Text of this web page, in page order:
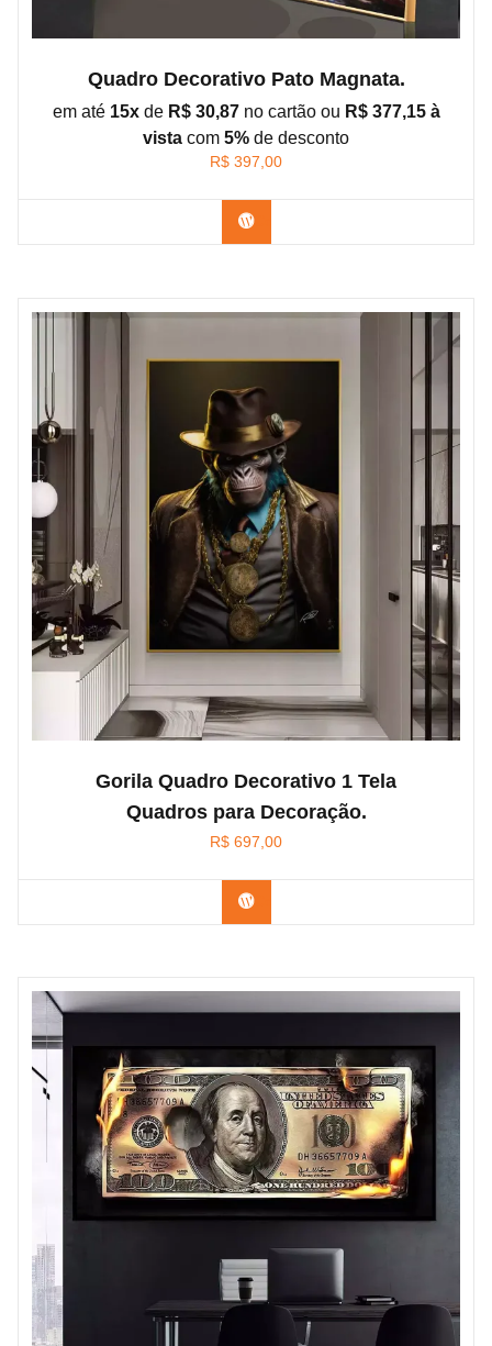
Quadro Decorativo Pato Magnata.
em até 15xde R$ 30,87no cartão ou R$ 377,15 à
vista com 5% de desconto
R$ 397,00
Confira os modelos
Gorila Quadro Decorativo 1 Tela
Quadros para Decoração.
R$ 697,00
Confira na Amazon